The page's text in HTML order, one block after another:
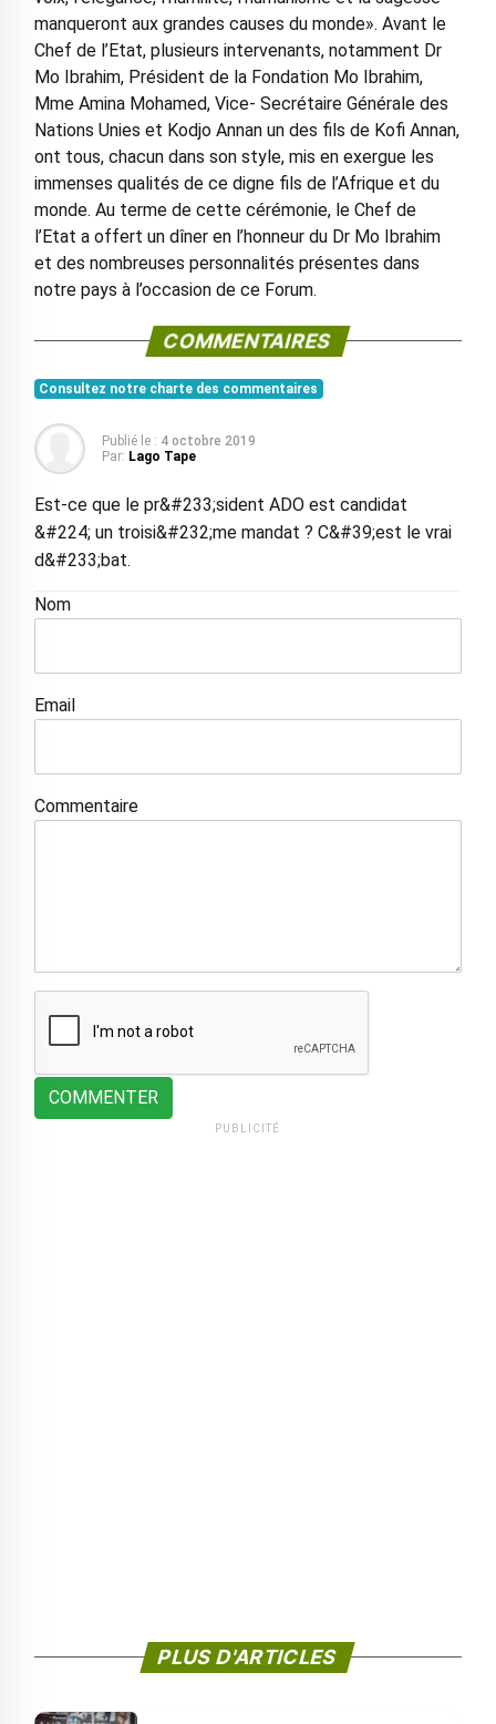
manqueront aux grandes causes du monde». Avant le
Chef de l’Etat, plusieurs intervenants, notamment Dr
Mo Ibrahim, Président de la Fondation Mo Ibrahim,
Mme Amina Mohamed, Vice- Secrétaire Générale des
Nations Unies et Kodjo Annan un des fils de Kofi Annan,
ont tous, chacun dans son style, mis en exergue les
immenses qualités de ce digne fils de l’Afrique et du
monde. Au terme de cette cérémonie, le Chef de
l’Etat a offert un dîner en l’honneur du Dr Mo Ibrahim
et des nombreuses personnalités présentes dans
notre pays à l’occasion de ce Forum.
COMMENTAIRES
Consultez notre charte des commentaires
Publié le : 4 octobre 2019
Par: Lago Tape
Est-ce que le pr&#233;sident ADO est candidat
&#224; un troisi&#232;me mandat ? C&#39;est le vrai
d&#233;bat.
Nom
Email
Commentaire
COMMENTER
PUBLICITÉ
PLUS D'ARTICLES